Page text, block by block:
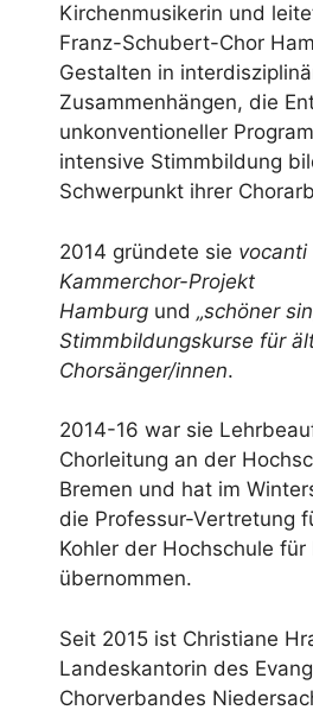
Kirchenmusikerin und
Franz-Schubert-Chor
Gestalten in
Zusammenhängen, die
unkonventioneller
intensive Stimmbildung
Schwerpunkt ihrer
2014 gründete sie
Kammerchor-Projekt
Hamburg und „schöner
Stimmbildungskurse für
Chorsänger/innen.
2014-16 war sie
Chorleitung an der
Bremen und hat im
die Professur-Vertretung
Kohler der Hochschule für
übernommen.
Seit 2015 ist Christiane
Landeskantorin des
Chorverbandes